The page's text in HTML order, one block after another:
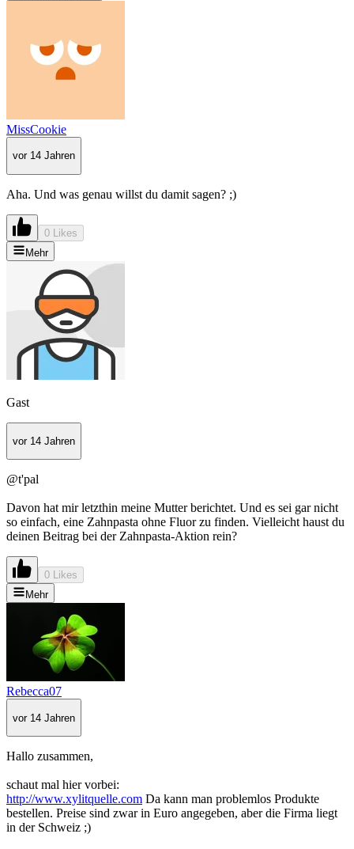
MissCookie
vor 14 Jahren
Aha. Und was genau willst du damit sagen? ;)
0 Likes
Mehr
Gast
vor 14 Jahren
@t'pal
Davon hat mir letzthin meine Mutter berichtet. Und es sei gar nicht
so einfach, eine Zahnpasta ohne Fluor zu finden. Vielleicht haust du
deinen Beitrag bei der Zahnpasta-Aktion rein?
0 Likes
Mehr
Rebecca07
vor 14 Jahren
Hallo zusammen,
schaut mal hier vorbei:
http://www.xylitquelle.com Da kann man problemlos Produkte
bestellen. Preise sind zwar in Euro angegeben, aber die Firma liegt
in der Schweiz ;)